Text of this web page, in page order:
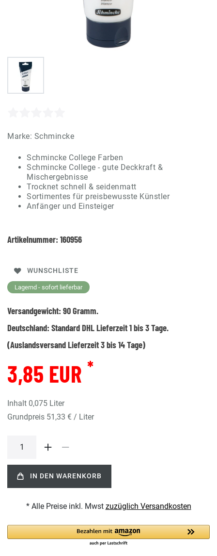
Marke: Schmincke
Schmincke College Farben
Schmincke College - gute Deckkraft &
Mischergebnisse
Trocknet schnell & seidenmatt
Sortimentes für preisbewusste Künstler
Anfänger und Einsteiger
Artikelnummer: 160956
WUNSCHLISTE
Lagernd - sofort lieferbar
Versandgewicht: 90Gramm.
Deutschland: Standard DHL Lieferzeit 1 bis 3 Tage.
(Auslandsversand Lieferzeit 3 bis 14 Tage)
3,85 EUR *
Inhalt 0,075 Liter
Grundpreis 51,33 € / Liter
IN DEN WARENKORB
* Alle Preise inkl. Mwst zuzüglich Versandkosten